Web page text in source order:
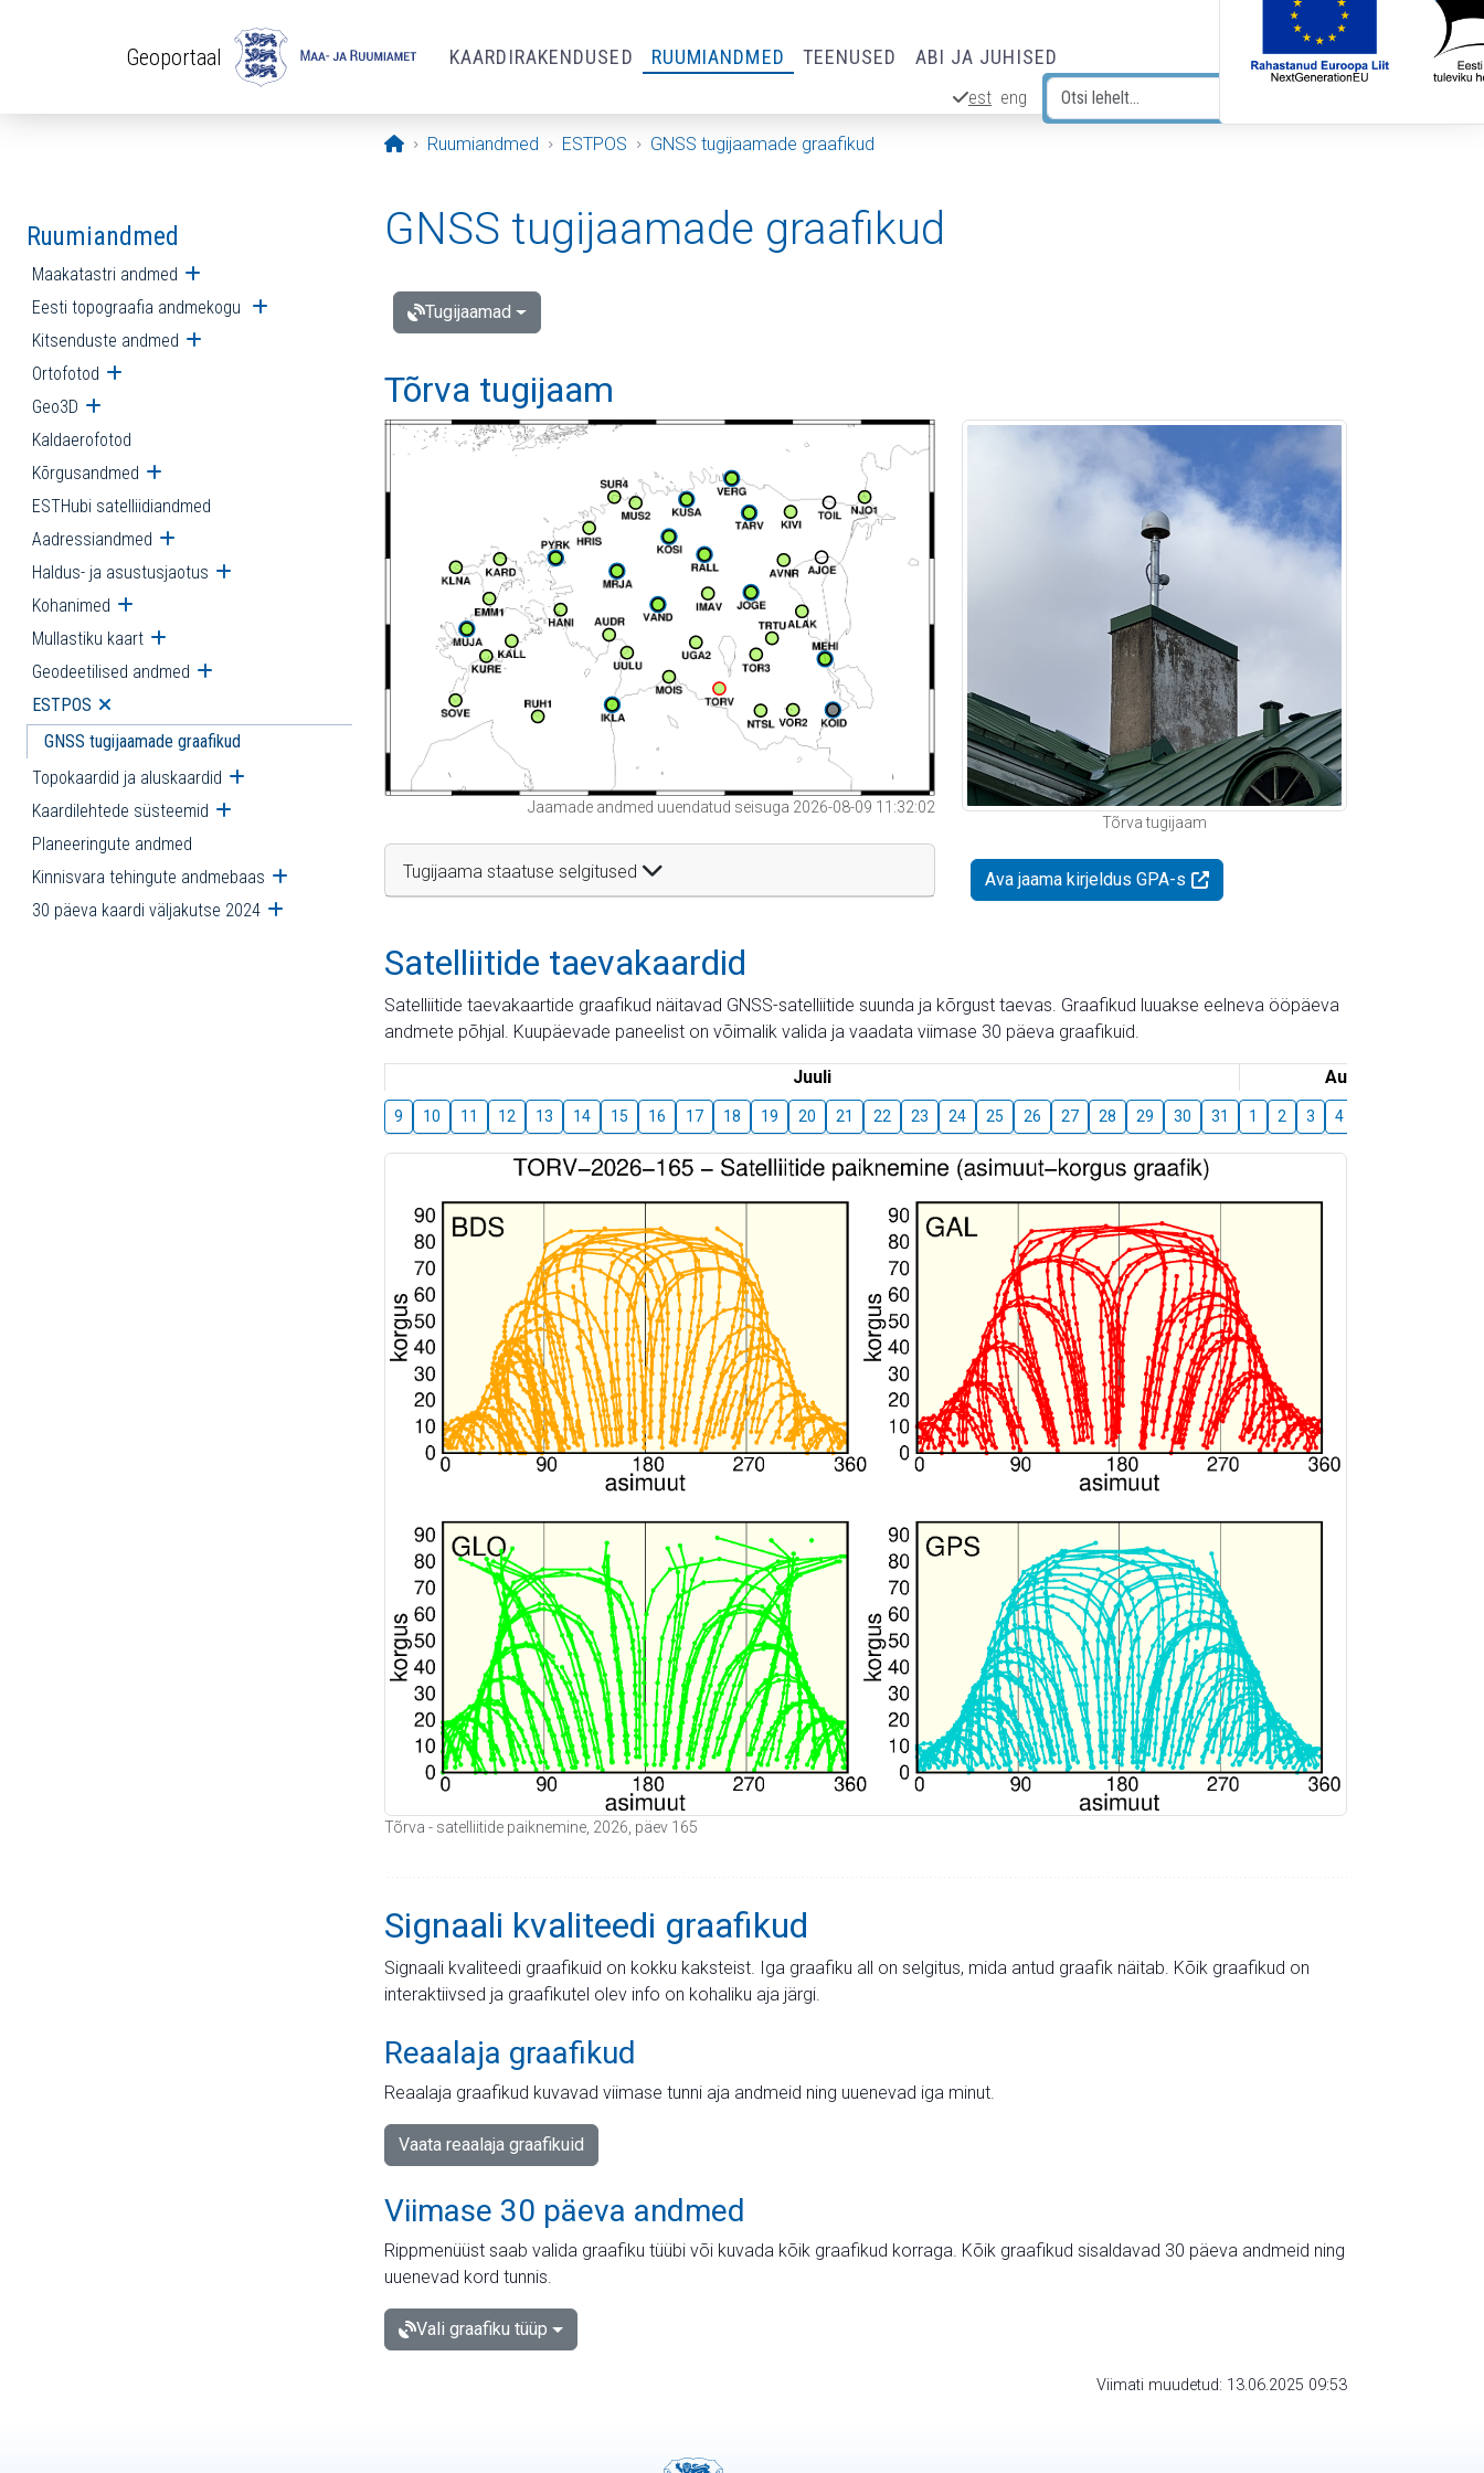
Geoportaal KAARDIRAKENDUSED RUUMIANDMED TEENUSED ABI JA JUHISED
est eng
Avaleht
Ruumiandmed ESTPOS GNSS tugijaamade graafikud
Ruumiandmed
Maakatastri andmed Ava alammenüü
Eesti topograafia andmekogu Ava alammenüü
Kitsenduste andmed Ava alammenüü
Ortofotod Ava alammenüü
Geo3D Ava alammenüü
Kaldaerofotod
Kõrgusandmed Ava alammenüü
ESTHubi satelliidiandmed
Aadressiandmed Ava alammenüü
Haldus- ja asustusjaotus Ava alammenüü
Kohanimed Ava alammenüü
Mullastiku kaart Ava alammenüü
Geodeetilised andmed Ava alammenüü
ESTPOS Ava alammenüü
GNSS tugijaamade graafikud
Topokaardid ja aluskaardid Ava alammenüü
Kaardilehtede süsteemid Ava alammenüü
Planeeringute andmed
Kinnisvara tehingute andmebaas Ava alammenüü
30 päeva kaardi väljakutse 2024 Ava alammenüü
GNSS tugijaamade graafikud
Tugijaamad
Tõrva tugijaam
Jaamade andmed uuendatud seisuga 2026-08-09 11:32:02
Tugijaama staatuse selgitused
Tõrva tugijaam
Ava jaama kirjeldus GPA-s
Satelliitide taevakaardid
Satelliitide taevakaartide graafikud näitavad GNSS-satelliitide suunda ja kõrgust taevas. Graafikud luuakse eelneva ööpäeva
andmete põhjal. Kuupäevade paneelist on võimalik valida ja vaadata viimase 30 päeva graafikuid.
Juuli August
9 10 11 12 13 14 15 16 17 18 19 20 21 22 23 24 25 26 27 28 29 30 31 1 2 3 4
Tõrva - satelliitide paiknemine, 2026, päev 165
Signaali kvaliteedi graafikud
Signaali kvaliteedi graafikuid on kokku kaksteist. Iga graafiku all on selgitus, mida antud graafik näitab. Kõik graafikud on
interaktiivsed ja graafikutel olev info on kohaliku aja järgi.
Reaalaja graafikud
Reaalaja graafikud kuvavad viimase tunni aja andmeid ning uuenevad iga minut.
Vaata reaalaja graafikuid
Viimase 30 päeva andmed
Rippmenüüst saab valida graafiku tüübi või kuvada kõik graafikud korraga. Kõik graafikud sisaldavad 30 päeva andmeid ning
uuenevad kord tunnis.
Vali graafiku tüüp
Viimati muudetud: 13.06.2025 09:53